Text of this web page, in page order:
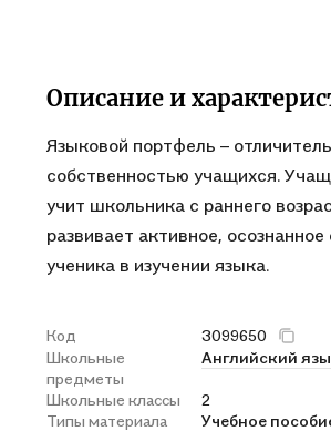
Описание и
Языковой портфель –
собственностью учащихся.
учит школьника с раннего
развивает активное,
ученика в изучении языка.
Код
3099650
Школьные
предметы
Английский
Школьные классы
2
Типы материала
Учебное